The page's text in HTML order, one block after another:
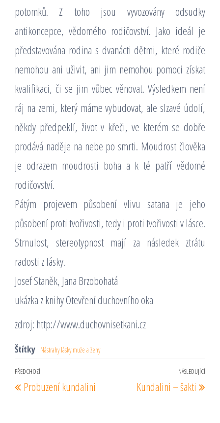
potomků. Z toho jsou vyvozovány odsudky
antikoncepce, vědomého rodičovství. Jako ideál je
představována rodina s dvanácti dětmi, které rodiče
nemohou ani uživit, ani jim nemohou pomoci získat
kvalifikaci, či se jim vůbec věnovat. Výsledkem není
ráj na zemi, který máme vybudovat, ale slzavé údolí,
někdy předpeklí, život v křeči, ve kterém se dobře
prodává naděje na nebe po smrti. Moudrost člověka
je odrazem moudrosti boha a k té patří vědomé
rodičovství.
Pátým projevem působení vlivu satana je jeho
působení proti tvořivosti, tedy i proti tvořivosti v lásce.
Strnulost, stereotypnost mají za následek ztrátu
radosti z lásky.
Josef Staněk, Jana Brzobohatá
ukázka z knihy Otevření duchovního oka
zdroj: http://www.duchovnisetkani.cz
Štítky Nástrahy lásky muže a ženy
Navigace
pro
Předchozí
příspěvek
PŘEDCHOZÍ
Probuzení kundalini
NÁSLEDUJÍCÍ
Kundalini – šakti